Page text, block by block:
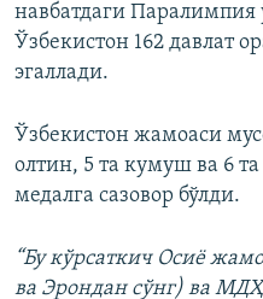
навбатдаги Паралимпия
Ўзбекистон 162 давлат
эгаллади.
Ўзбекистон жамоаси
олтин, 5 та кумуш ва 6
медалга сазовор бўлди.
“Бу кўрсаткич Осиё
ва Эрондан сўнг) ва